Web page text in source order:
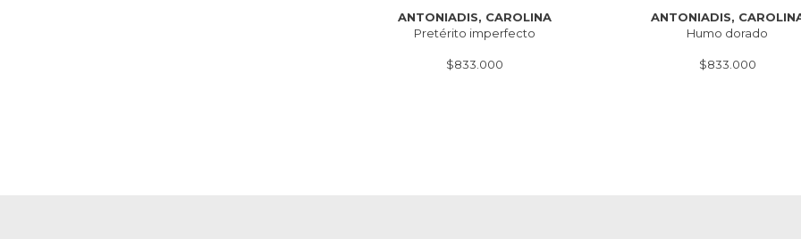
ANTONIADIS, CAROLINA
Pretérito imperfecto
$833.000
ANTONIADIS,
Humo dorado
$833.000